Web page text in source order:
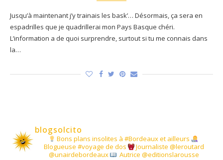
Jusqu’à maintenant j’y trainais les bask’… Désormais, ça sera en
espadrilles que je quadrillerai mon Pays Basque chéri.
L’information a de quoi surprendre, surtout si tu me connais dans
la…
blogsolcito
Bons plans insolites à #Bordeaux et ailleurs
Blogueuse #voyage de dos
Journaliste @leroutard
@unairdebordeaux
Autrice @editionslarousse